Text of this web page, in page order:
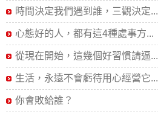
時間決定我們遇到誰，三觀決定...
心態好的人，都有這4種處事方...
從現在開始，這幾個好習慣請逼...
生活，永遠不會虧待用心經營它...
你會敗給誰？